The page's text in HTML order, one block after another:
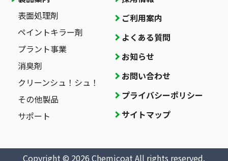
表面処理剤
ペイントキラー剤
プラント事業
消臭剤
クリーンシュ！シュ！
その他製品
サポート
ご利用案内
よくある質問
お知らせ
お問い合わせ
プライバシーポリシー
サイトマップ
Copyright © 2026 Chemicoat All rights reserved.